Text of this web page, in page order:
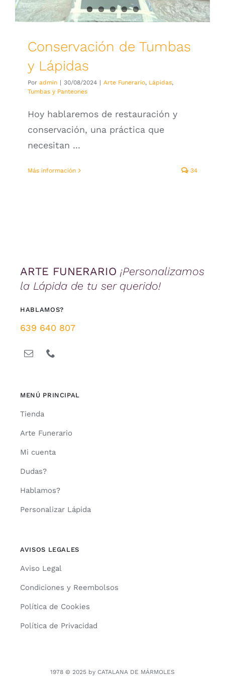
Conservación de Tumbas
y Lápidas
Por admin | 30/08/2024 | Arte Funerario, Lápidas,
Tumbas y Panteones
Hoy hablaremos de restauración y
conservación, una práctica que
necesitan ...
Más información 34
ARTE FUNERARIO ¡Personalizamos
la Lápida de tu ser querido!
HABLAMOS?
639 640 807
MENÚ PRINCIPAL
Tienda
Arte Funerario
Mi cuenta
Dudas?
Hablamos?
Personalizar Lápida
AVISOS LEGALES
Aviso Legal
Condiciones y Reembolsos
Política de Cookies
Política de Privacidad
1978 © 2025 by CATALANA DE MÁRMOLES